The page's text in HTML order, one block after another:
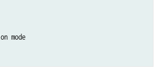
mode